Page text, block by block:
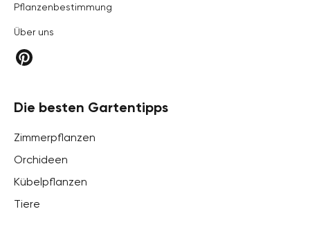
Pflanzenbestimmung
Über uns
Die besten Gartentipps
Zimmerpflanzen
Orchideen
Kübelpflanzen
Tiere